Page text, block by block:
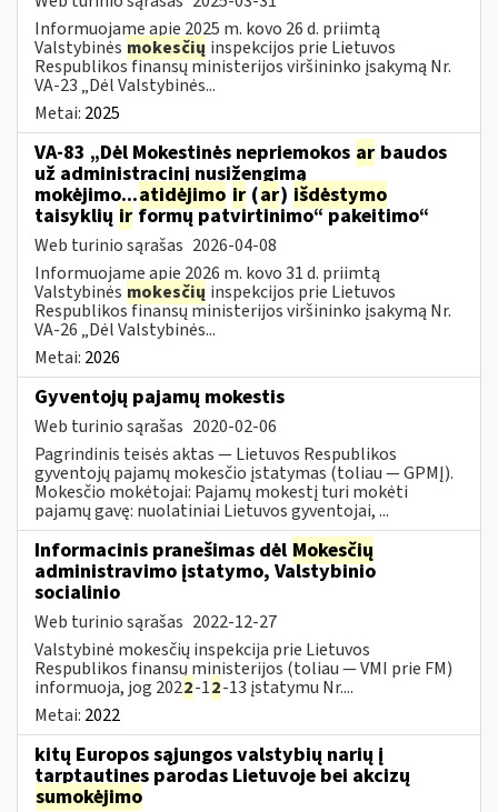
Informuojame apie 2025 m. kovo 26 d. priimtą
Valstybinės mokesčių inspekcijos prie Lietuvos
Respublikos finansų ministerijos viršininko įsakymą Nr.
VA-23 „Dėl Valstybinės...
Metai: 2025
VA-83 „Dėl Mokestinės nepriemokos ar baudos
už administracinį nusižengimą
mokėjimo...atidėjimo ir (ar) išdėstymo
taisyklių ir formų patvirtinimo“ pakeitimo“
Web turinio sąrašas 2026-04-08
Informuojame apie 2026 m. kovo 31 d. priimtą
Valstybinės mokesčių inspekcijos prie Lietuvos
Respublikos finansų ministerijos viršininko įsakymą Nr.
VA-26 „Dėl Valstybinės...
Metai: 2026
Gyventojų pajamų mokestis
Web turinio sąrašas 2020-02-06
Pagrindinis teisės aktas — Lietuvos Respublikos
gyventojų pajamų mokesčio įstatymas (toliau — GPMĮ).
Mokesčio mokėtojai: Pajamų mokestį turi mokėti
pajamų gavę: nuolatiniai Lietuvos gyventojai, ...
Informacinis pranešimas dėl Mokesčių
administravimo įstatymo, Valstybinio
socialinio
Web turinio sąrašas 2022-12-27
Valstybinė mokesčių inspekcija prie Lietuvos
Respublikos finansų ministerijos (toliau — VMI prie FM)
informuoja, jog 2022-12-13 įstatymu Nr....
Metai: 2022
kitų Europos sąjungos valstybių narių į
tarptautines parodas Lietuvoje bei akcizų
sumokėjimo